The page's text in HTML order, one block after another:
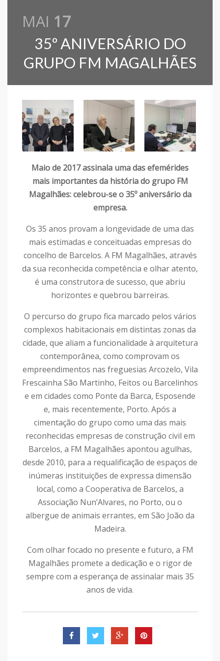
MAI 17
35º ANIVERSÁRIO DO
GRUPO FM MAGALHÃES
Maio de 2017 assinala uma das efemérides
mais importantes da história do grupo FM
Magalhães: celebrou-se o 35º aniversário da
empresa.
Os 35 anos provam a longevidade de uma das
mais estimadas e conceituadas empresas do
concelho de Barcelos. A FM Magalhães, através
da sua reconhecida competência e olhar atento,
é uma construtora de sucesso, que abriu
horizontes e quebrou barreiras.
O percurso do grupo fica marcado pelos vários
complexos habitacionais em distintas zonas da
cidade, que aliam a funcionalidade à arquitetura
contemporânea, como comprovam os
empreendimentos nas freguesias Arcozelo, Vila
Frescainha São Martinho, Feitos ou Barcelinhos
e em cidades como Ponte da Barca, Esposende
e, mais recentemente, Porto. Após a
cimentação do grupo como uma das mais
reconhecidas empresas de construção civil em
Barcelos, a FM Magalhães apontou agulhas,
desde 2010, para a requalificação de espaços de
inúmeras instituições de expressa dimensão
local, como a Cooperativa de Barcelos, a
Associação Nun’Alvares, no Porto, ou o
albergue de animais errantes, em São João da
Madeira.
Com olhar focado no presente e futuro, a FM
Magalhães promete a dedicação e o rigor de
sempre com a esperança de assinalar mais 35
anos de vida.